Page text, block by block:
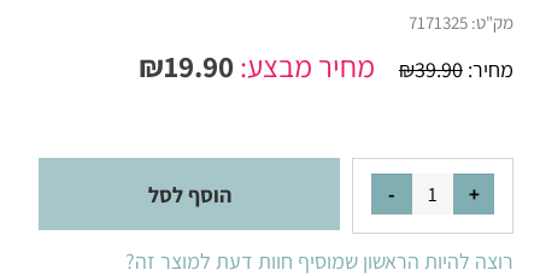
מק"ט: 7171325
מחיר: ₪39.90 מחיר מבצע: ₪19.90
הוסף לסל
רוצה להיות הראשון שמוסיף חוות דעת למוצר זה?